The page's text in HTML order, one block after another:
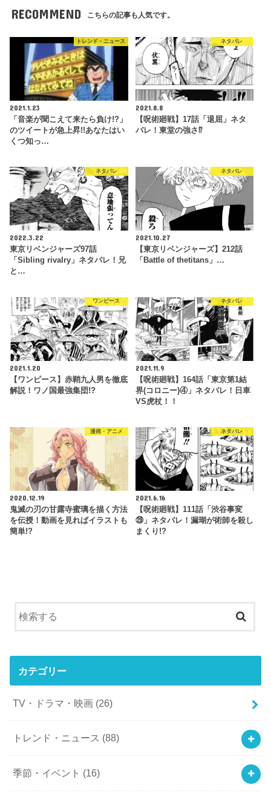
RECOMMEND こちらの記事も人気です。
トレンド・ニュース
2021.1.23
「音楽が聞こえて来たら負け!?」
のツイートが急上昇!!あなたはい
くつ知っ…
ネタバレ
2021.8.8
【呪術廻戦】17話「退屈」ネタ
バレ！東堂の強さ⁉
ネタバレ
2022.3.22
東京リベンジャーズ97話
「Sibling rivalry」ネタバレ！兄
と…
ネタバレ
2021.10.27
【東京リベンジャーズ】212話
「Battle of thetitans」…
ワンピース
2021.1.20
【ワンピース】赤鞘九人男を徹底
解説！ワノ国最強集団!?
ネタバレ
2021.11.9
【呪術廻戦】164話「東京第1結
界(コロニー)④」ネタバレ！日車
VS虎杖！！
漫画・アニメ
2020.12.19
鬼滅の刃の甘露寺蜜璃を描く方法
を伝授！動画を見ればイラストも
簡単!?
ネタバレ
2021.6.16
【呪術廻戦】111話「渋谷事変
㉙」ネタバレ！漏瑚が術師を殺し
まくり!?
カテゴリー
TV・ドラマ・映画 (26)
トレンド・ニュース (88)
季節・イベント (16)